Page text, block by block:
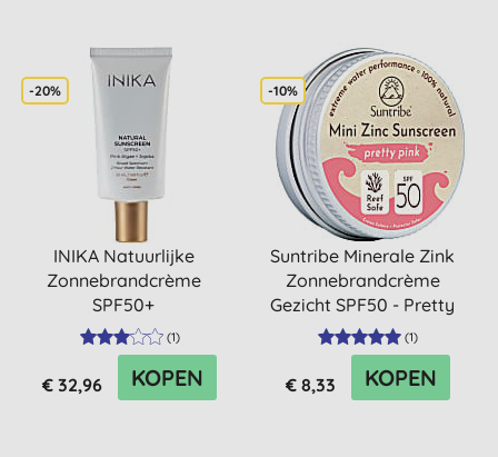
-20%
INIKA Natuurlijke
Zonnebrandcrème
SPF50+
(1)
€ 32,96 KOPEN
-10%
Suntribe Minerale Zink
Zonnebrandcrème
Gezicht SPF50 - Pretty
Pink ...
(1)
€ 8,33 KOPEN